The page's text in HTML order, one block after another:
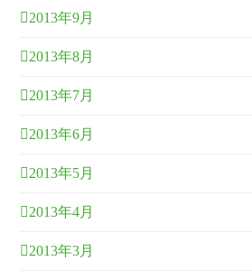
2013年9月
2013年8月
2013年7月
2013年6月
2013年5月
2013年4月
2013年3月